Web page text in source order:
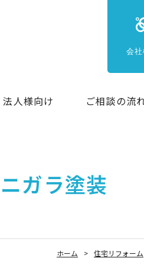
会
法人様向け ご相談の流
ガラ塗装
ホーム 住宅リフォーム